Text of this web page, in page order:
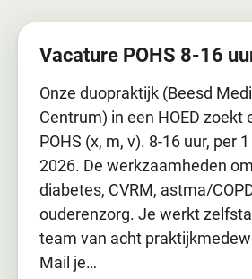
Vacature POHS 8-16
Onze duopraktijk (Beesd
Centrum) in een HOED zoekt
POHS (x, m, v). 8-16 uur, per
2026. De werkzaamheden
diabetes, CVRM, astma/
ouderenzorg. Je werkt
team van acht
Mail je…